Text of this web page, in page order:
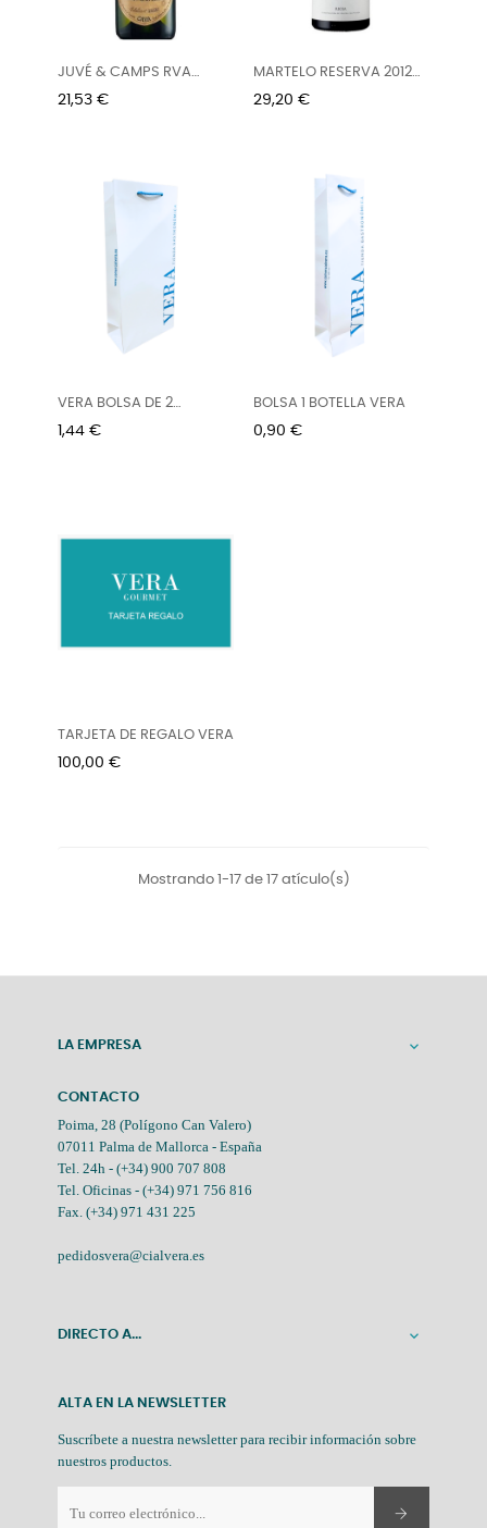
JUVÉ & CAMPS RVA
FAMILIA...
Precio
21,53 €
MARTELO RESERVA 2012
75 CL
Precio
29,20 €
VERA BOLSA DE 2
BOTELLAS
Precio
1,44 €
BOLSA 1 BOTELLA VERA
Precio
0,90 €
TARJETA DE REGALO VERA
Precio
100,00 €
Mostrando 1-17 de 17 atículo(s)
LA EMPRESA 
CONTACTO
Poima, 28 (Polígono Can Valero)
07011 Palma de Mallorca - España
Tel. 24h - (+34) 900 707 808
Tel. Oficinas - (+34) 971 756 816
Fax. (+34) 971 431 225
pedidosvera@cialvera.es
DIRECTO A... 
ALTA EN LA NEWSLETTER
Suscríbete a nuestra newsletter para recibir información sobre
nuestros productos.